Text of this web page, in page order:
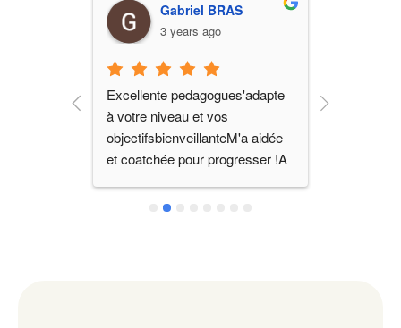
Gabriel BRAS
3 years ago
Excellente pedagogues'adapte
à votre niveau et vos
objectifsbienveillanteM'a aidée
et coatchée pour progresser !A
and prodessionnalTo work in